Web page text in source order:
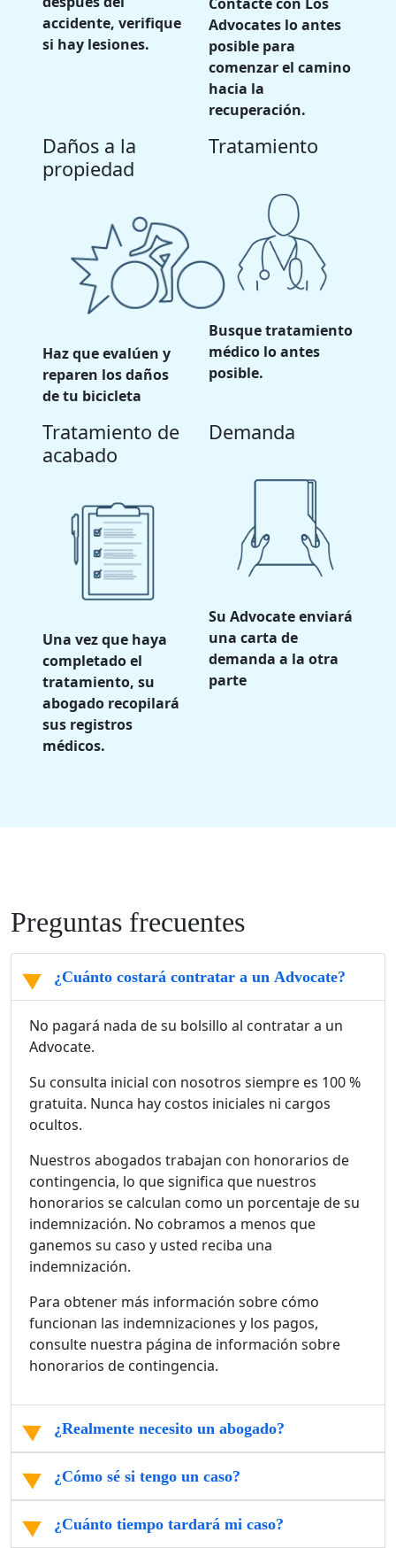
accidente, verifique
si hay lesiones.
Advocates lo antes
posible para
comenzar el camino
hacia la
recuperación.
Daños a la
propiedad
Haz que evalúen y
reparen los daños
de tu bicicleta
Tratamiento
Busque tratamiento
médico lo antes
posible.
Tratamiento de
acabado
Una vez que haya
completado el
tratamiento, su
abogado recopilará
sus registros
médicos.
Demanda
Su Advocate enviará
una carta de
demanda a la otra
parte
Preguntas frecuentes
¿Cuánto costará contratar a un Advocate?
No pagará nada de su bolsillo al contratar a un
Advocate.
Su consulta inicial con nosotros siempre es 100 %
gratuita. Nunca hay costos iniciales ni cargos
ocultos.
Nuestros abogados trabajan con honorarios de
contingencia, lo que significa que nuestros
honorarios se calculan como un porcentaje de su
indemnización. No cobramos a menos que
ganemos su caso y usted reciba una
indemnización.
Para obtener más información sobre cómo
funcionan las indemnizaciones y los pagos,
consulte nuestra página de información sobre
honorarios de contingencia.
¿Realmente necesito un abogado?
¿Cómo sé si tengo un caso?
¿Cuánto tiempo tardará mi caso?